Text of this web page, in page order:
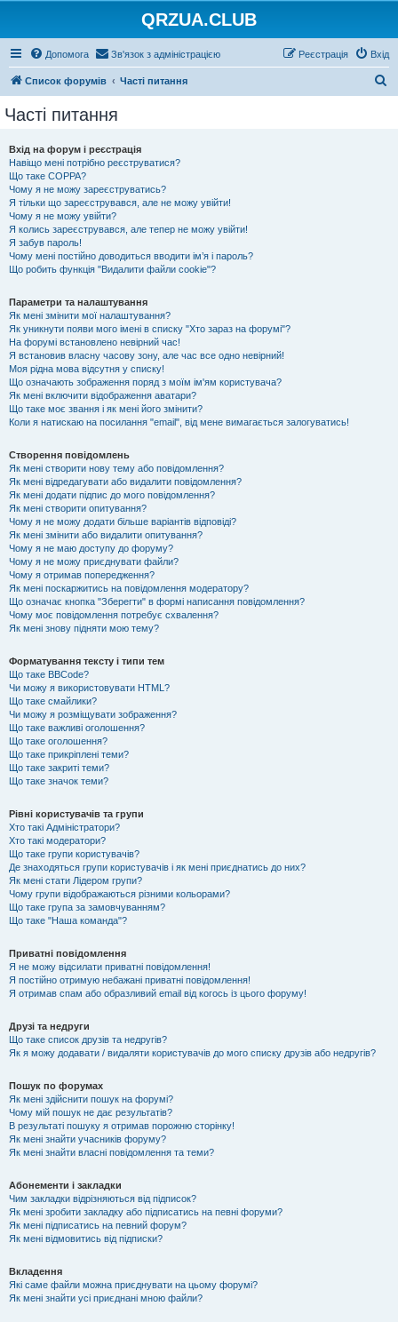
QRZUA.CLUB
Допомога Зв'язок з адміністрацією Вхід
Реєстрація
Список форумів Часті питання
Часті питання
Вхід на форум і реєстрація
Навіщо мені потрібно реєструватися?
Що таке COPPA?
Чому я не можу зареєструватись?
Я тільки що зареєструвався, але не можу увійти!
Чому я не можу увійти?
Я колись зареєструвався, але тепер не можу увійти!
Я забув пароль!
Чому мені постійно доводиться вводити ім’я і пароль?
Що робить функція "Видалити файли cookie"?
Параметри та налаштування
Як мені змінити мої налаштування?
Як уникнути появи мого імені в списку "Хто зараз на форумі"?
На форумі встановлено невірний час!
Я встановив власну часову зону, але час все одно невірний!
Моя рідна мова відсутня у списку!
Що означають зображення поряд з моїм ім'ям користувача?
Як мені включити відображення аватари?
Що таке моє звання і як мені його змінити?
Коли я натискаю на посилання "email", від мене вимагається залогуватись!
Створення повідомлень
Як мені створити нову тему або повідомлення?
Як мені відредагувати або видалити повідомлення?
Як мені додати підпис до мого повідомлення?
Як мені створити опитування?
Чому я не можу додати більше варіантів відповіді?
Як мені змінити або видалити опитування?
Чому я не маю доступу до форуму?
Чому я не можу приєднувати файли?
Чому я отримав попередження?
Як мені поскаржитись на повідомлення модератору?
Що означає кнопка "Зберегти" в формі написання повідомлення?
Чому моє повідомлення потребує схвалення?
Як мені знову підняти мою тему?
Форматування тексту і типи тем
Що таке BBCode?
Чи можу я використовувати HTML?
Що таке смайлики?
Чи можу я розміщувати зображення?
Що таке важливі оголошення?
Що таке оголошення?
Що таке прикріплені теми?
Що таке закриті теми?
Що таке значок теми?
Рівні користувачів та групи
Хто такі Адміністратори?
Хто такі модератори?
Що таке групи користувачів?
Де знаходяться групи користувачів і як мені приєднатись до них?
Як мені стати Лідером групи?
Чому групи відображаються різними кольорами?
Що таке група за замовчуванням?
Що таке "Наша команда"?
Приватні повідомлення
Я не можу відсилати приватні повідомлення!
Я постійно отримую небажані приватні повідомлення!
Я отримав спам або образливий email від когось із цього форуму!
Друзі та недруги
Що таке список друзів та недругів?
Як я можу додавати / видаляти користувачів до мого списку друзів або недругів?
Пошук по форумах
Як мені здійснити пошук на форумі?
Чому мій пошук не дає результатів?
В результаті пошуку я отримав порожню сторінку!
Як мені знайти учасників форуму?
Як мені знайти власні повідомлення та теми?
Абонементи і закладки
Чим закладки відрізняються від підписок?
Як мені зробити закладку або підписатись на певні форуми?
Як мені підписатись на певний форум?
Як мені відмовитись від підписки?
Вкладення
Які саме файли можна приєднувати на цьому форумі?
Як мені знайти усі приєднані мною файли?